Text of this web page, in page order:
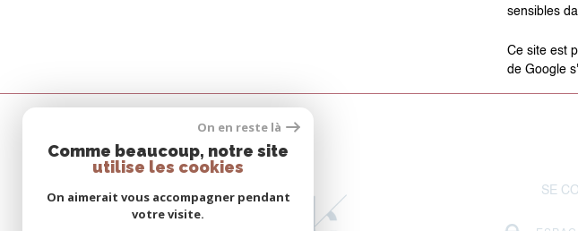
sensibles
Ce site est
de Google
SE
On en reste là
Comme beaucoup, notre site
utilise les cookies
On aimerait vous accompagner pendant
votre visite.